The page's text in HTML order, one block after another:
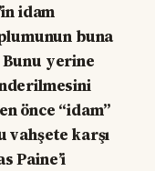
idam
buna
Bunu yerine
önce “idam”
vahşete karşı
Paine’i